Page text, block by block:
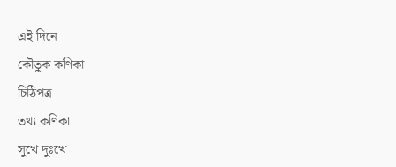
এই দিনে
কৌতুক কণিকা
চিঠিপত্র
তথ্য কণিকা
সুখে দুঃখে